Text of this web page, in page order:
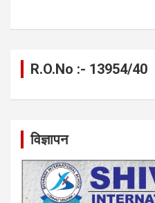
R.O.No :- 13954/40
विज्ञापन